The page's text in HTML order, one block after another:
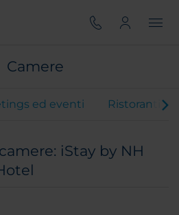
Camere
ed eventi Ristoranti
iStay by NH